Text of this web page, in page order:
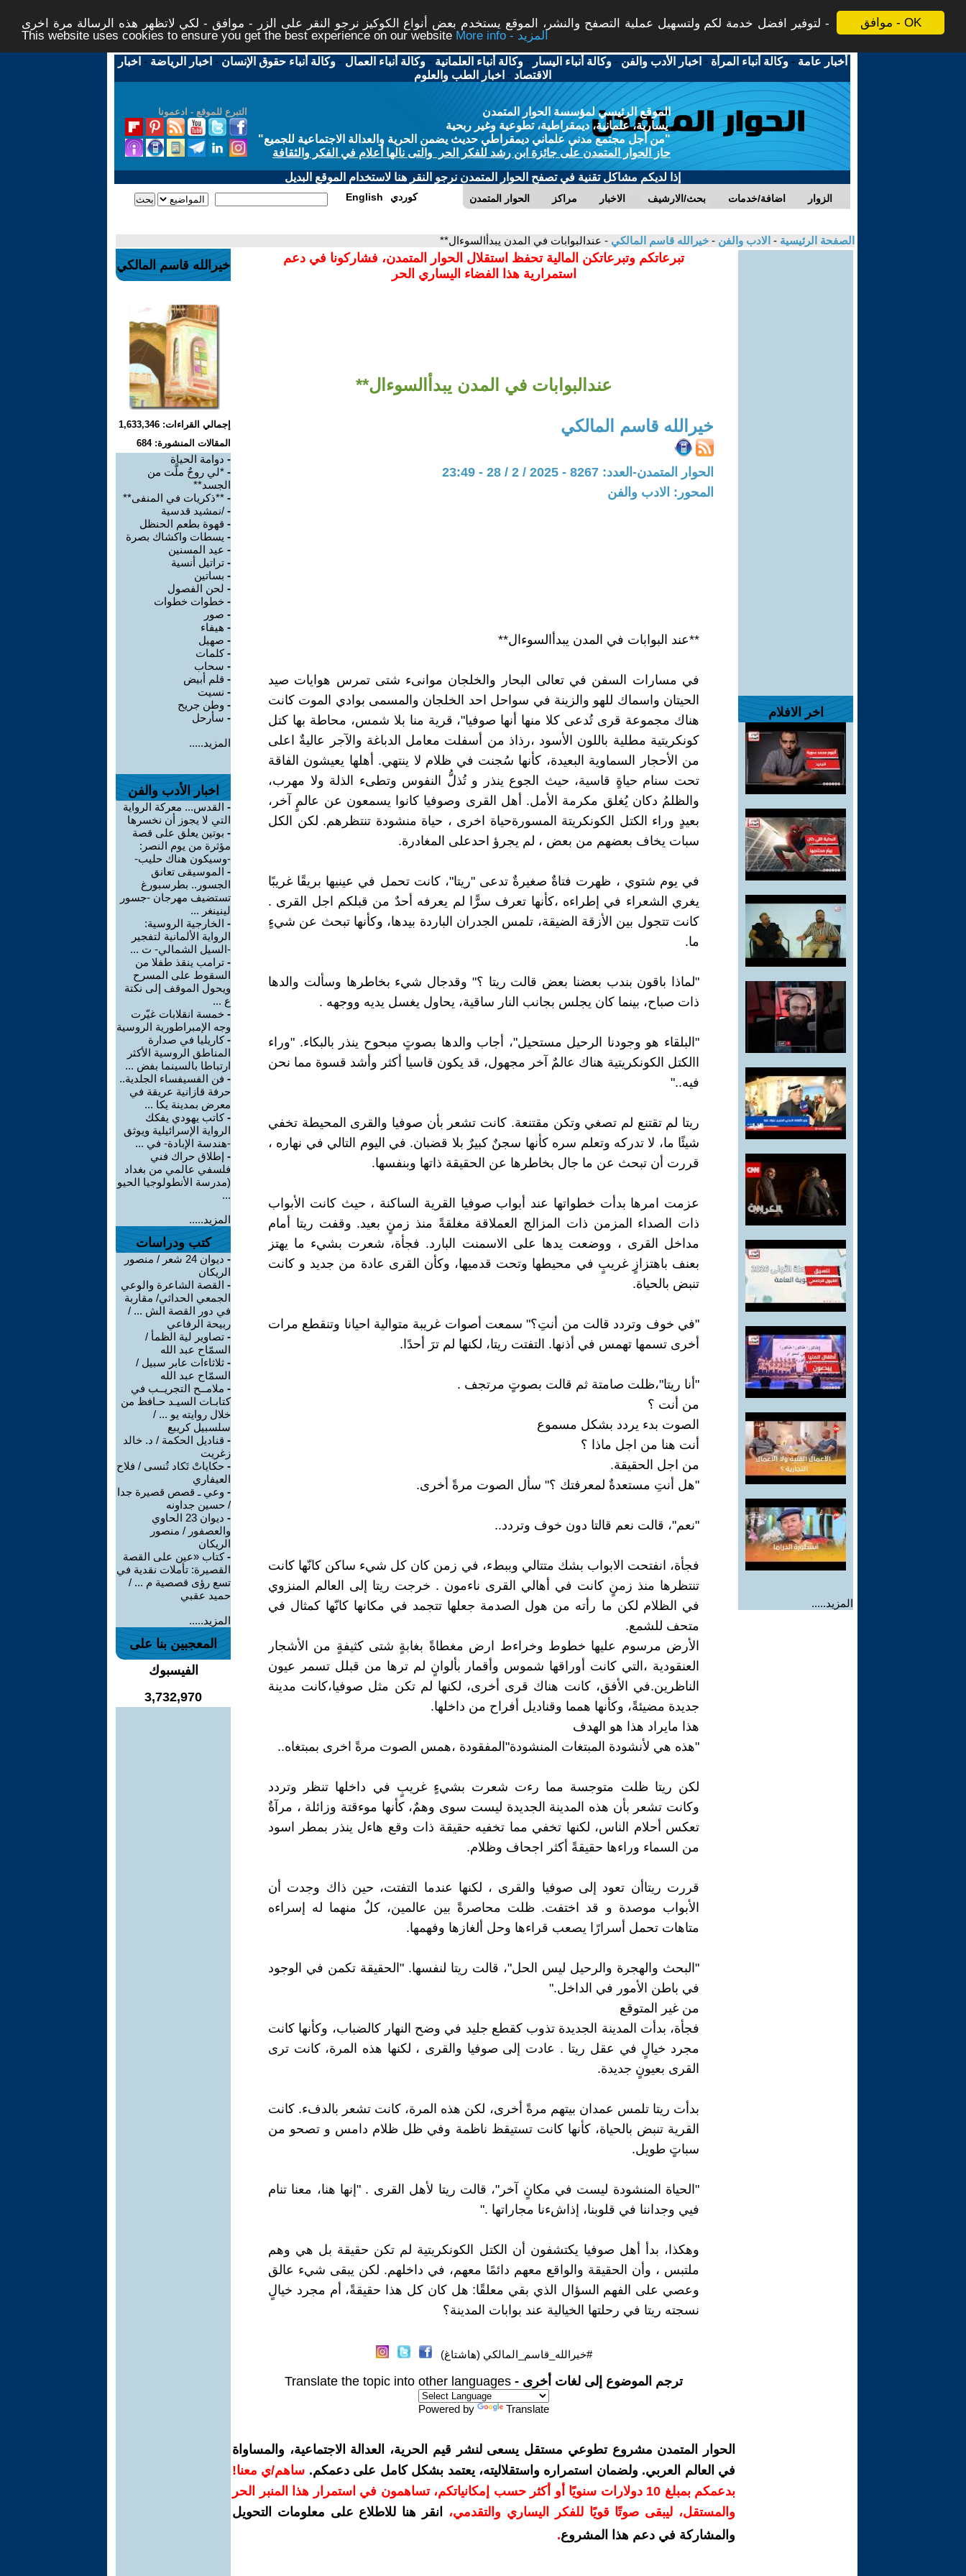
موافق - OK
لتوفير افضل خدمة لكم ولتسهيل عملية التصفح والنشر، الموقع يستخدم بعض أنواع الكوكيز نرجو النقر على الزر - موافق - لكي لاتظهر هذه الرسالة مرة اخرى -
This website uses cookies to ensure you get the best experience on our website
More info - المزيد
أخبار عامة -وكالة أنباء المرأة - اخبار الأدب والفن -وكالة أنباء اليسار -وكالة أنباء العلمانية -وكالة أنباء العمال -وكالة أنباء حقوق الإنسان - اخبار الرياضة - اخبار
الاقتصاد - اخبار الطب والعلوم
التبرع للموقع - ادعمونا
الموقع الرئيسي لمؤسسة الحوار المتمدن
يسارية، علمانية، ديمقراطية، تطوعية وغير ربحية
"من أجل مجتمع مدني علماني ديمقراطي حديث يضمن الحرية والعدالة الاجتماعية للجميع"
حاز الحوار المتمدن على جائزة ابن رشد للفكر الحر والتى نالها أعلام في الفكر والثقافة
إذا لديكم مشاكل تقنية في تصفح الحوار المتمدن نرجو النقر هنا لاستخدام الموقع البديل
الحوار المتمدن مراكز الاخبار بحث/الارشيف اضافة/خدمات الزوار English كوردي
الصفحة الرئيسية - الادب والفن - خيرالله قاسم المالكي - عندالبوابات في المدن يبدأالسوءال**
اخر الافلام
المزيد.....
تبرعاتكم وتبرعاتكن المالية تحفظ استقلال الحوار المتمدن، فشاركونا في دعم
استمرارية هذا الفضاء اليساري الحر
عندالبوابات في المدن يبدأالسوءال**
خيرالله قاسم المالكي
الحوار المتمدن-العدد: 8267 - 2025 / 2 / 28 - 23:49
المحور: الادب والفن
**عند البوابات في المدن يبدأالسوءال**
في مسارات السفن في تعالى البحار والخلجان موانىء شتى تمرس هوايات صيد
الحيتان واسماك للهو والزينة في سواحل احد الخلجان والمسمى بوادي الموت كانت
هناك مجموعة قرى تُدعى كلا منها أنها صوفيا"، قرية منا بلا شمس، محاطة بها كتل
كونكريتية مطلية باللون الأسود ،رذاذ من أسفلت معامل الدباغة والآجر عاليةٌ اعلى
من الأحجار السماوية البعيدة، كأنها سُجنت في ظلام لا ينتهي. أهلها يعيشون الفاقة
تحت سنام حياةٍ قاسية، حيث الجوع ينذر و تُذلُّ النفوس وتطىء الذلة ولا مهرب،
والظلمُ دكان يُغلق مكرمة الأمل. أهل القرى وصوفيا كانوا يسمعون عن عالمٍ آخر،
بعيدٍ وراء الكتل الكونكريتة المسورةحياة اخرى ، حياة منشودة تنتظرهم. لكن الكل
سبات يخاف بعضهم من بعض ، لم يجرؤ احدعلى المغادرة.
في يوم شتوي ، ظهرت فتاةٌ صغيرةٌ تدعى "ريتا"، كانت تحمل في عينيها بريقًا غريبًا
يغري الشعراء في إطراءه ،كأنها تعرف سرًّا لم يعرفه أحدٌ من قبلكم اجل القرى .
كانت تتجول بين الأزقة الضيقة، تلمس الجدران الباردة بيدها، وكأنها تبحث عن شيءٍ
ما.
"لماذا باقون بندب بعضنا بعض قالت ريتا ؟" وقدجال شيء بخاطرها وسألت والدها
ذات صباح، بينما كان يجلس بجانب النار ساقية، يحاول يغسل يديه ووجهه .
"البلقاء هو وجودنا الرحيل مستحيل"، أجاب والدها بصوتٍ مبحوح ينذر بالبكاء. "وراء
االكتل الكونكريتية هناك عالمٌ آخر مجهول، قد يكون قاسيا أكثر وأشد قسوة مما نحن
فيه.."
ريتا لم تقتنع لم تصغي وتكن مقتنعة. كانت تشعر بأن صوفيا والقرى المحيطة تخفي
شيئًا ما، لا تدركه وتعلم سره كأنها سجنٌ كبيرٌ بلا قضبان. في اليوم التالي في نهاره ،
قررت أن تبحث عن ما جال بخاطرها عن الحقيقة ذاتها وبنفسها.
عزمت امرها بدأت خطواتها عند أبواب صوفيا القرية الساكنة ، حيث كانت الأبواب
ذات الصداء المزمن ذات المزالج العملاقة مغلقةً منذ زمنٍ بعيد. وقفت ريتا أمام
مداخل القرى ، ووضعت يدها على الاسمنت البارد. فجأة، شعرت بشيء ما يهتز
بعنف باهتزازٍ غريبٍ في محيطها وتحت قدميها، وكأن القرى عادة من جديد و كانت
تنبض بالحياة.
"في خوف وتردد قالت من أنتِ؟" سمعت أصوات غريبة متوالية احيانا وتنقطع مرات
أخرى تسمها تهمس في أذنها. التفتت ريتا، لكنها لم ترَ أحدًا.
"أنا ريتا"،ظلت صامتة ثم قالت بصوتٍ مرتجف .
من أنت ؟
الصوت بدء يردد بشكل مسموع
أنت هنا من اجل ماذا ؟
من اجل الحقيقة.
"هل أنتِ مستعدةٌ لمعرفتك ؟" سأل الصوت مرةً أخرى.
"نعم"، قالت نعم قالتا دون خوف وتردد..
فجأة، انفتحت الابواب بشك متتالي وببطء، في زمن كان كل شيء ساكن كانّها كانت
تنتظرها منذ زمنٍ كانت في أهالي القرى ناءمون . خرجت ريتا إلى العالم المنزوي
في الظلام لكن ما رأته من هول الصدمة جعلها تتجمد في مكانها كانّها كمثال في
متحف للشمع.
الأرض مرسوم عليها خطوط وخراءط ارض مغطاةً بغابةٍ شتى كثيفةٍ من الأشجار
العنقودية ،التي كانت أوراقها شموس وأقمار بألوانٍ لم ترها من قبلل تسمر عيون
الناظرين.في الأفق، كانت هناك قرى أخرى، لكنها لم تكن مثل صوفيا،كانت مدينة
جديدة مضيئةً، وكأنها همما وقناديل أفراح من داخلها.
هذا مايراد هذا هو الهدف
"هذه هي لأنشودة المبتغات المنشودة"المفقودة ،همس الصوت مرةً اخرى بمبتغاه..
لكن ريتا ظلت متوجسة مما رءت شعرت بشيءٍ غريبٍ في داخلها تنظر وتردد
وكانت تشعر بأن هذه المدينة الجديدة ليست سوى وهمٌ، كأنها موءقتة وزائلة ، مرآةٌ
تعكس أحلام الناس، لكنها تخفي مما تخفيه حقيقة ذات وقع هاءل ينذر بمطر اسود
من السماء وراءها حقيقةً أكثر اجحاف وظلام.
قررت ريتاأن تعود إلى صوفيا والقرى ، لكنها عندما التفتت، حين ذاك وجدت أن
الأبواب موصدة و قد اختفت. ظلت محاصرةً بين عالمين، كلٌ منهما له إسراءه
متاهات تحمل أسرارًا يصعب قراءها وحل ألغازها وفهمها.
"البحث والهجرة والرحيل ليس الحل"، قالت ريتا لنفسها. "الحقيقة تكمن في الوجود
في باطن الأمور في الداخل."
من غير المتوقع
فجأة، بدأت المدينة الجديدة تذوب كقطع جليد في وضح النهار كالضباب، وكأنها كانت
مجرد خيالٍ في عقل ريتا . عادت إلى صوفيا والقرى ، لكنها هذه المرة، كانت ترى
القرى بعيونٍ جديدة.
بدأت ريتا تلمس عمدان بيتهم مرةً أخرى، لكن هذه المرة، كانت تشعر بالدفء. كانت
القرية تنبض بالحياة، كأنها كانت تستيقظ ناظمة وفي ظل ظلام دامس و تصحو من
سباتٍ طويل.
"الحياة المنشودة ليست في مكانٍ آخر"، قالت ريتا لأهل القرى . "إنها هنا، معنا تنام
فيي وجداننا في قلوبنا، إذاشءنا مجاراتها ."
وهكذا، بدأ أهل صوفيا يكتشفون أن الكتل الكونكريتية لم تكن حقيقة بل هي وهم
ملتبس ، وأن الحقيقة والواقع معهم دائمًا معهم، في داخلهم. لكن يبقى شيء عالق
وعصي على الفهم السؤال الذي بقي معلقًا: هل كان كل هذا حقيقةً، أم مجرد خيالٍ
نسجته ريتا في رحلتها الخيالية عند بوابات المدينة؟
#خيرالله_قاسم_المالكي (هاشتاغ)
ترجم الموضوع إلى لغات أخرى - Translate the topic into other languages
Powered by Translate
الحوار المتمدن مشروع تطوعي مستقل يسعى لنشر قيم الحرية، العدالة الاجتماعية، والمساواة
في العالم العربي. ولضمان استمراره واستقلاليته، يعتمد بشكل كامل على دعمكم. ساهم/ي معنا!
بدعمكم بمبلغ 10 دولارات سنويًا أو أكثر حسب إمكانياتكم، تساهمون في استمرار هذا المنبر الحر
والمستقل، ليبقى صوتًا قويًا للفكر اليساري والتقدمي،
انقر هنا للاطلاع على معلومات التحويل
والمشاركة في دعم هذا المشروع.
خيرالله قاسم المالكي
إجمالي القراءات: 1,633,346
المقالات المنشورة: 684
- دوامة الحياة
- *لي روحٌ ملَّت من
الجسد**
- **ذكريات في المنفى**
- /نمشيد قدسية
- قهوة بطعم الحنظل
- يسطات واكشاك بصرة
- عيد المسنين
- تراتيل أنسية
- بساتين
- لحن الفصول
- خطوات خطوات
- صور
- هيفاء
- صهيل
-كلمات
- سحاب
- قلم أبيض
- نسيت
- وطن جريح
- سأرحل
المزيد.....
اخبار الأدب والفن
- القدس... معركة الرواية
التي لا يجوز أن نخسرها
- بوتين يعلق على قصة
مؤثرة من يوم النصر:
-وسيكون هناك حليب-
- الموسيقى تعانق
الجسور.. بطرسبورغ
تستضيف مهرجان -جسور
لينينغر ...
- الخارجية الروسية:
الرواية الألمانية لتفجير
-السيل الشمالي- ت ...
- ترامب ينقذ طفلا من
السقوط على المسرح
ويحول الموقف إلى نكتة
ع ...
- خمسة انقلابات غيّرت
وجه الإمبراطورية الروسية
-كاريليا في صدارة
المناطق الروسية الأكثر
ارتباطا بالسينما بفض ...
- فن الفسيفساء الجلدية..
حرفة قازانية عريقة في
معرض بمدينة يكا ...
-كاتب يهودي يفكك
الرواية الإسرائيلية ويوثق
-هندسة الإبادة- في ...
- إطلاق حراك فني
فلسفي عالمي من بغداد
(مدرسة الأنطولوجيا الحيو
...
المزيد.....
كتب ودراسات
-
ديوان 24 شعر / منصور
الريكان
- القصة الشاعرة والوعي
الجمعي الحداثي/ مقاربة
في دور القصة الش ... /
ربيحة الرفاعي
- تصاوير لية الظمأ /
السمّاح عبد الله
- ثلاثاءات عابر سبيل /
السمّاح عبد الله
- ملامــح التجريــب في
كتابـات السيـد حـافظ من
خلال روايته يو ... /
سلسبيل كريبع
- قناديل الحكمة / د. خالد
زغريت
- حكاياتْ تَكاد تُنسى / فلاح
العيفاري
- وعي ـ قصص قصيرة جدا
/ حسين جداونه
-
ديوان 23 الحاوي
والعصفور / منصور
الريكان
-كتاب «عين على القصة
القصيرة: تأملات نقدية في
تسع رؤى قصصية م ... /
حميد عقبي
المزيد.....
المعجبين بنا على
الفيسبوك
3,732,970